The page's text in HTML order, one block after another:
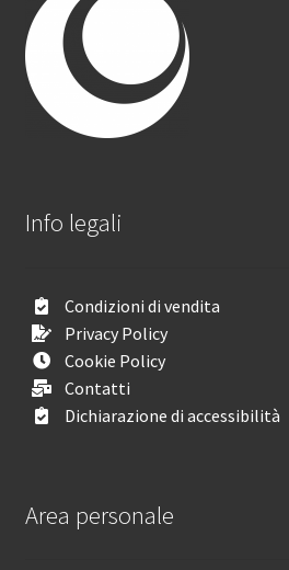
Info legali
Condizioni di vendita
Privacy Policy
Cookie Policy
Contatti
Dichiarazione di accessibilità
Area personale